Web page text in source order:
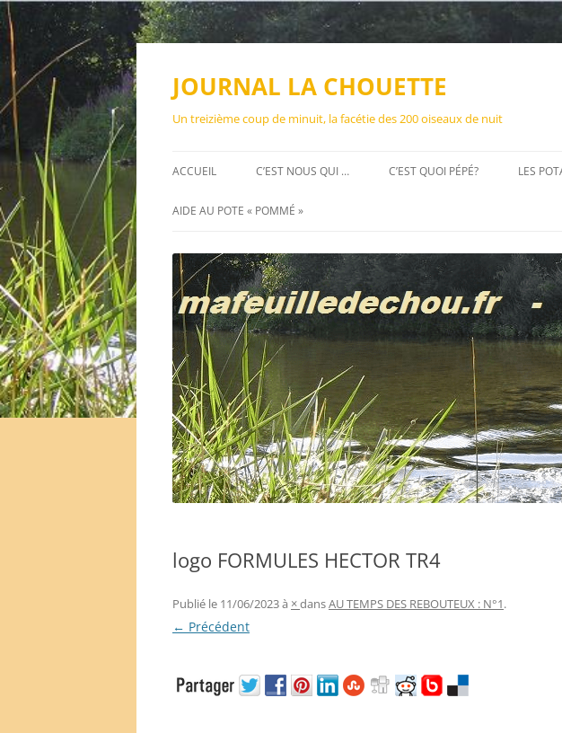
Aller
JOURNAL LA CHOUETTE
Un treizième coup de minuit, la facétie des 200 oiseaux de nuit
ACCUEIL C’EST NOUS QUI … C’EST QUOI PÉPÉ? LES
AIDE AU POTE « POMMÉ »
logo FORMULES HECTOR TR4
Publié le 11/06/2023à ×dansAU TEMPS DES REBOUTEUX : N°1.
← Précédent